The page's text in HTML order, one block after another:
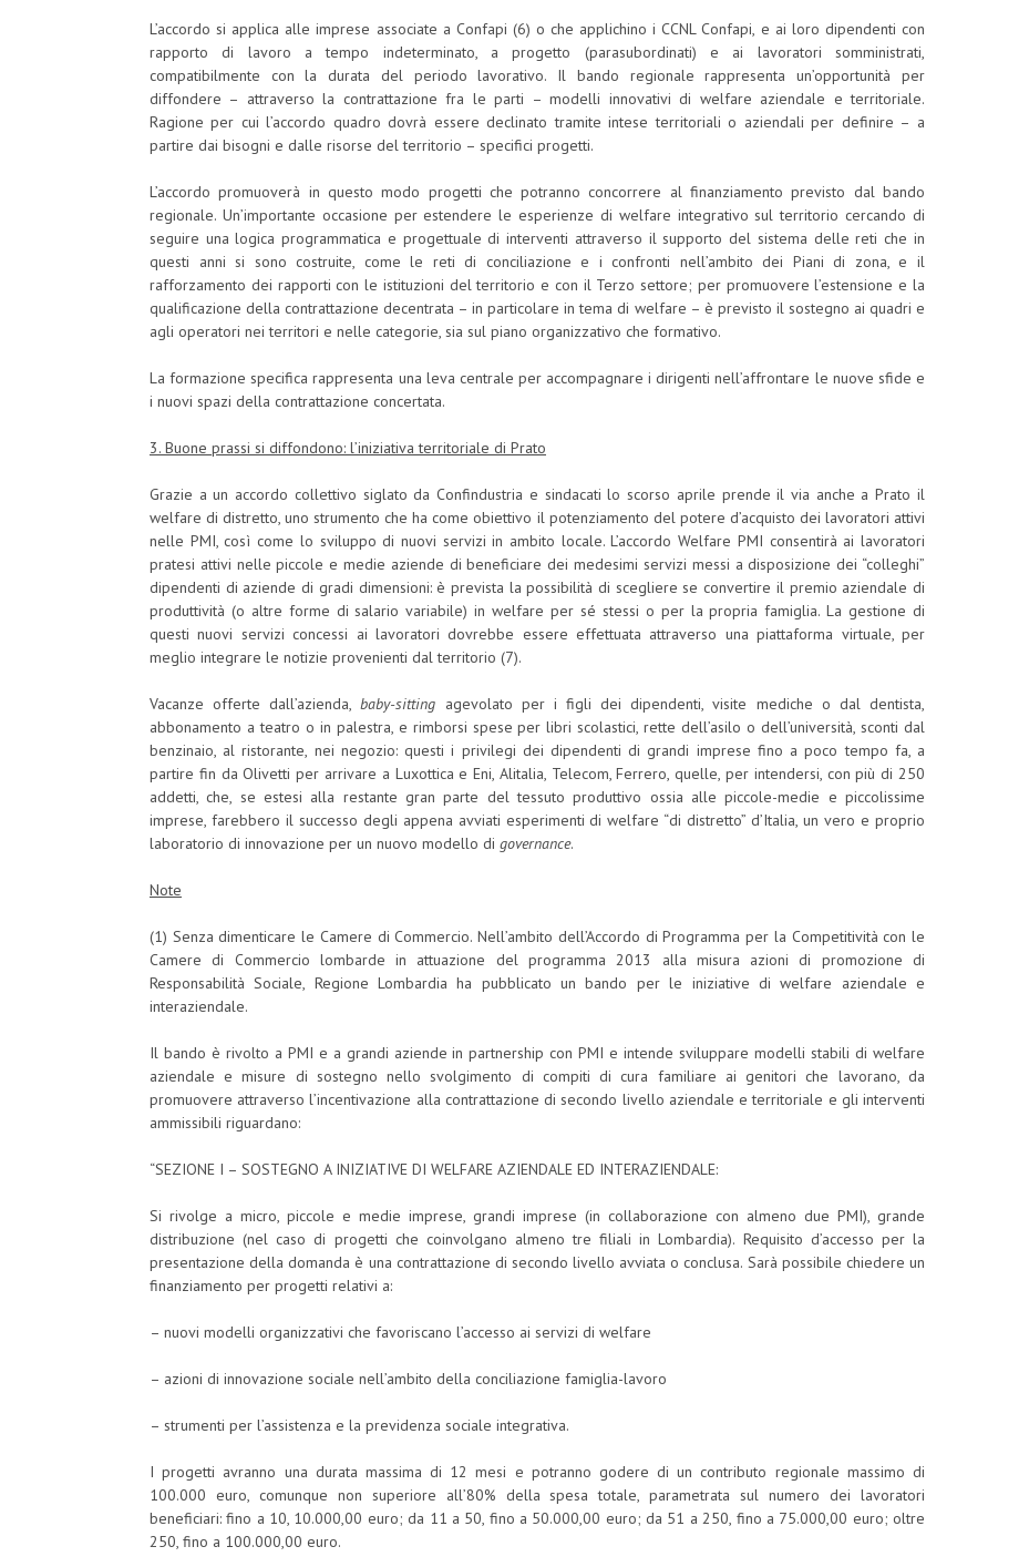
L’accordo si applica alle imprese associate a Confapi (6) o che applichino i CCNL Confapi, e ai loro dipendenti con
rapporto di lavoro a tempo indeterminato, a progetto (parasubordinati) e ai lavoratori somministrati,
compatibilmente con la durata del periodo lavorativo. Il bando regionale rappresenta un’opportunità per
diffondere – attraverso la contrattazione fra le parti – modelli innovativi di welfare aziendale e territoriale.
Ragione per cui l’accordo quadro dovrà essere declinato tramite intese territoriali o aziendali per definire – a
partire dai bisogni e dalle risorse del territorio – specifici progetti.
L’accordo promuoverà in questo modo progetti che potranno concorrere al finanziamento previsto dal bando
regionale. Un’importante occasione per estendere le esperienze di welfare integrativo sul territorio cercando di
seguire una logica programmatica e progettuale di interventi attraverso il supporto del sistema delle reti che in
questi anni si sono costruite, come le reti di conciliazione e i confronti nell’ambito dei Piani di zona, e il
rafforzamento dei rapporti con le istituzioni del territorio e con il Terzo settore; per promuovere l’estensione e la
qualificazione della contrattazione decentrata – in particolare in tema di welfare – è previsto il sostegno ai quadri e
agli operatori nei territori e nelle categorie, sia sul piano organizzativo che formativo.
La formazione specifica rappresenta una leva centrale per accompagnare i dirigenti nell’affrontare le nuove sfide e
i nuovi spazi della contrattazione concertata.
3. Buone prassi si diffondono: l’iniziativa territoriale di Prato
Grazie a un accordo collettivo siglato da Confindustria e sindacati lo scorso aprile prende il via anche a Prato il
welfare di distretto, uno strumento che ha come obiettivo il potenziamento del potere d’acquisto dei lavoratori attivi
nelle PMI, così come lo sviluppo di nuovi servizi in ambito locale. L’accordo Welfare PMI consentirà ai lavoratori
pratesi attivi nelle piccole e medie aziende di beneficiare dei medesimi servizi messi a disposizione dei “colleghi”
dipendenti di aziende di gradi dimensioni: è prevista la possibilità di scegliere se convertire il premio aziendale di
produttività (o altre forme di salario variabile) in welfare per sé stessi o per la propria famiglia. La gestione di
questi nuovi servizi concessi ai lavoratori dovrebbe essere effettuata attraverso una piattaforma virtuale, per
meglio integrare le notizie provenienti dal territorio (7).
Vacanze offerte dall’azienda,baby-sitting agevolato per i figli dei dipendenti, visite mediche o dal dentista,
abbonamento a teatro o in palestra, e rimborsi spese per libri scolastici, rette dell’asilo o dell’università, sconti dal
benzinaio, al ristorante, nei negozio: questi i privilegi dei dipendenti di grandi imprese fino a poco tempo fa, a
partire fin da Olivetti per arrivare a Luxottica e Eni, Alitalia, Telecom, Ferrero, quelle, per intendersi, con più di 250
addetti, che, se estesi alla restante gran parte del tessuto produttivo ossia alle piccole-medie e piccolissime
imprese, farebbero il successo degli appena avviati esperimenti di welfare “di distretto” d’Italia, un vero e proprio
laboratorio di innovazione per un nuovo modello di governance.
Note
(1) Senza dimenticare le Camere di Commercio. Nell’ambito dell’Accordo di Programma per la Competitività con le
Camere di Commercio lombarde in attuazione del programma 2013 alla misura azioni di promozione di
Responsabilità Sociale, Regione Lombardia ha pubblicato un bando per le iniziative di welfare aziendale e
interaziendale.
Il bando è rivolto a PMI e a grandi aziende in partnership con PMI e intende sviluppare modelli stabili di welfare
aziendale e misure di sostegno nello svolgimento di compiti di cura familiare ai genitori che lavorano, da
promuovere attraverso l’incentivazione alla contrattazione di secondo livello aziendale e territoriale e gli interventi
ammissibili riguardano:
“SEZIONE I – SOSTEGNO A INIZIATIVE DI WELFARE AZIENDALE ED INTERAZIENDALE:
Si rivolge a micro, piccole e medie imprese, grandi imprese (in collaborazione con almeno due PMI), grande
distribuzione (nel caso di progetti che coinvolgano almeno tre filiali in Lombardia). Requisito d’accesso per la
presentazione della domanda è una contrattazione di secondo livello avviata o conclusa. Sarà possibile chiedere un
finanziamento per progetti relativi a:
– nuovi modelli organizzativi che favoriscano l’accesso ai servizi di welfare
– azioni di innovazione sociale nell’ambito della conciliazione famiglia-lavoro
– strumenti per l’assistenza e la previdenza sociale integrativa.
I progetti avranno una durata massima di 12 mesi e potranno godere di un contributo regionale massimo di
100.000 euro, comunque non superiore all’80% della spesa totale, parametrata sul numero dei lavoratori
beneficiari: fino a 10, 10.000,00 euro; da 11 a 50, fino a 50.000,00 euro; da 51 a 250, fino a 75.000,00 euro; oltre
250, fino a 100.000,00 euro.